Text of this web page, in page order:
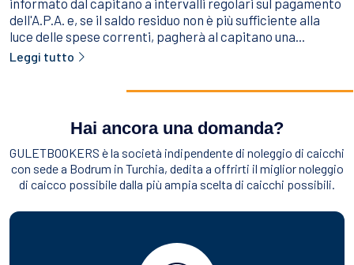
informato dal capitano a intervalli regolari sul pagamento
dell'A.P.A. e, se il saldo residuo non è più sufficiente alla
luce delle spese correnti, pagherà al capitano una...
Leggi tutto
Hai ancora una domanda?
GULETBOOKERS è la società indipendente di noleggio di caicchi
con sede a Bodrum in Turchia, dedita a offrirti il miglior noleggio
di caicco possibile dalla più ampia scelta di caicchi possibili.